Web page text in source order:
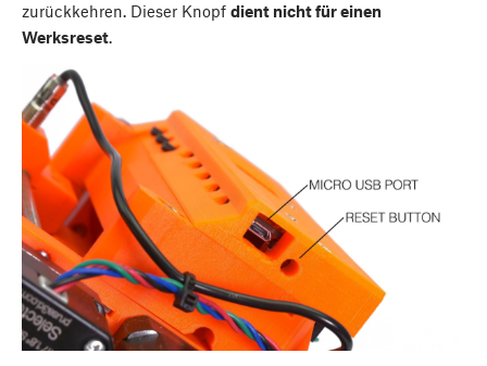
zurückkehren. Dieser Knopf dient nicht für einen
Werksreset.